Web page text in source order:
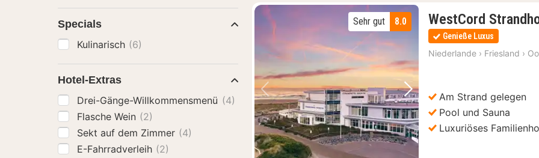
Vorheriges Bild Nächstes Bild
8.0
Sehr gut WestCord
Genieße Luxus
Niederlande › Friesland ›
Am Strand gelegen
Pool und Sauna
Luxuriöses
Specials
Kulinarisch (6)
Hotel-Extras
Drei-Gänge-Willkommensmenü (4)
Flasche Wein (2)
Sekt auf dem Zimmer (4)
E-Fahrradverleih (2)